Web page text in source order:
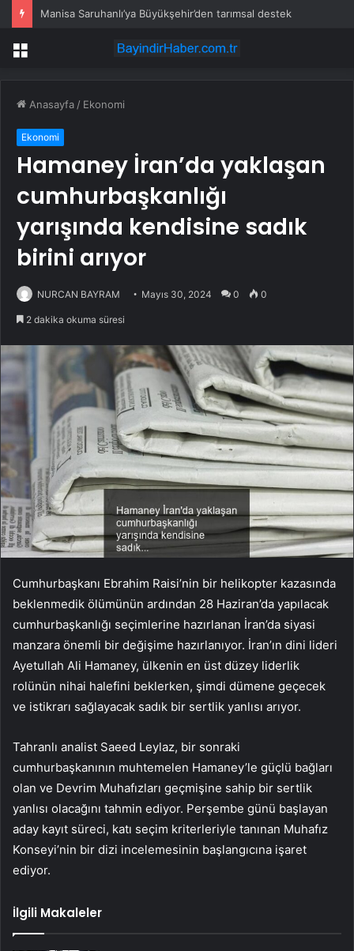
Manisa Saruhanlı’ya Büyükşehir’den tarımsal destek
Menü
Anasayfa / Ekonomi
Ekonomi
Hamaney İran’da yaklaşan
cumhurbaşkanlığı
yarışında kendisine sadık
birini arıyor
NURCAN BAYRAM Mayıs 30, 2024 0 0
2 dakika okuma süresi
Cumhurbaşkanı Ebrahim Raisi’nin bir helikopter kazasında
beklenmedik ölümünün ardından 28 Haziran’da yapılacak
cumhurbaşkanlığı seçimlerine hazırlanan İran’da siyasi
manzara önemli bir değişime hazırlanıyor. İran’ın dini lideri
Ayetullah Ali Hamaney, ülkenin en üst düzey liderlik
rolünün nihai halefini beklerken, şimdi dümene geçecek
ve istikrarı sağlayacak sadık bir sertlik yanlısı arıyor.
Tahranlı analist Saeed Leylaz, bir sonraki
cumhurbaşkanının muhtemelen Hamaney’le güçlü bağları
olan ve Devrim Muhafızları geçmişine sahip bir sertlik
yanlısı olacağını tahmin ediyor. Perşembe günü başlayan
aday kayıt süreci, katı seçim kriterleriyle tanınan Muhafız
Konseyi’nin bir dizi incelemesinin başlangıcına işaret
ediyor.
İlgili Makaleler